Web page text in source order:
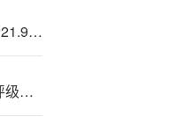
阿维塔0!7 2?026款上市：售价21.99万元起，长安、华为、宁德时代合作再升级
华源证‘券’给:予东鹏饮料增持评级：国产功能饮料龙头持续进化，迈向平台化发展